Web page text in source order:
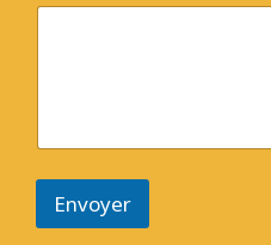
Envoyer